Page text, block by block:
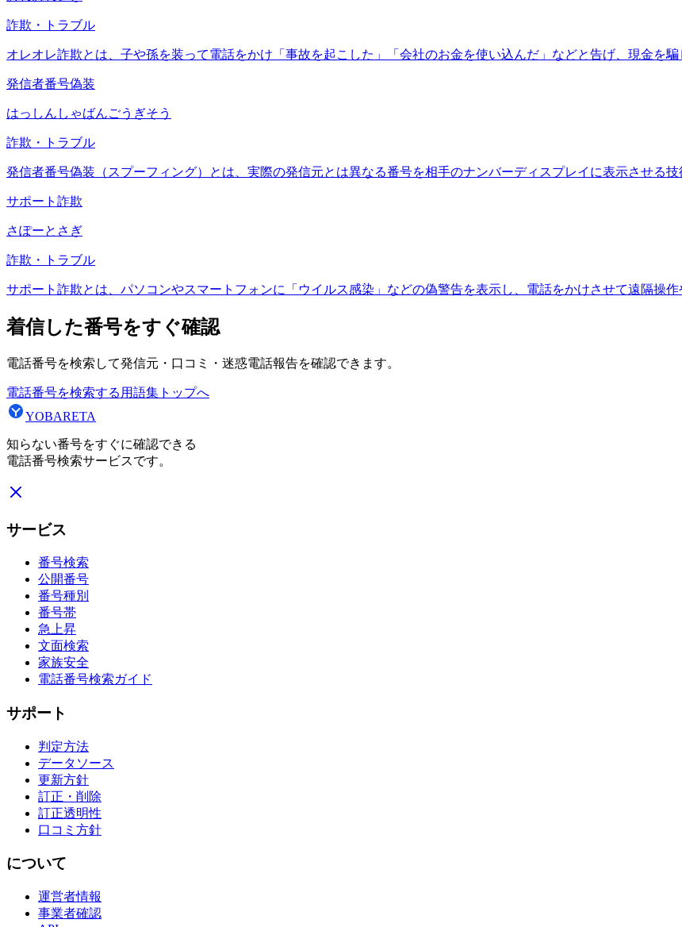
詐欺・トラブル
オレオレ詐欺とは、子や孫を装って電話をかけ「事故を起こした」「会社のお金を使い込んだ」などと告げ、現金を
発信者番号偽装
はっしんしゃばんごうぎそう
詐欺・トラブル
発信者番号偽装（スプーフィング）とは、実際の発信元とは異なる番号を相手のナンバーディスプレイに表示させる
サポート詐欺
さぽーとさぎ
詐欺・トラブル
サポート詐欺とは、パソコンやスマートフォンに「ウイルス感染」などの偽警告を表示し、電話をかけさせて遠隔操作
着信した番号をすぐ確認
電話番号を検索して発信元・口コミ・迷惑電話報告を確認できます。
電話番号を検索する 用語集トップへ
YOBARETA
知らない番号をすぐに確認できる
電話番号検索サービスです。
サービス
番号検索
公開番号
番号種別
番号帯
急上昇
文面検索
家族安全
電話番号検索ガイド
サポート
判定方法
データソース
更新方針
訂正・削除
訂正透明性
口コミ方針
について
運営者情報
事業者確認